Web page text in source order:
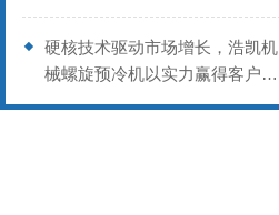
硬核技术驱动市场增长，浩凯机
械螺旋预冷机以实力赢得客户信
赖